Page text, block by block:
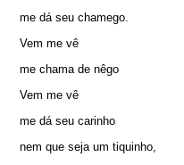
me dá seu chamego.
Vem me vê
me chama de nêgo
Vem me vê
me dá seu carinho
nem que seja um tiquinho,